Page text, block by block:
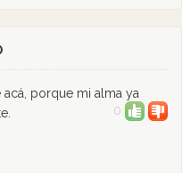
acá, porque mi alma ya
0